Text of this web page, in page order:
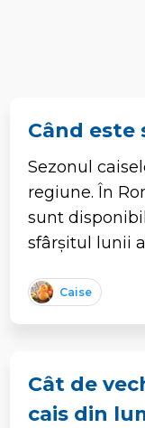
Când este
Sezonul
regiune. În
sunt
sfârșitul lunii
Caise
Cât de
cais din